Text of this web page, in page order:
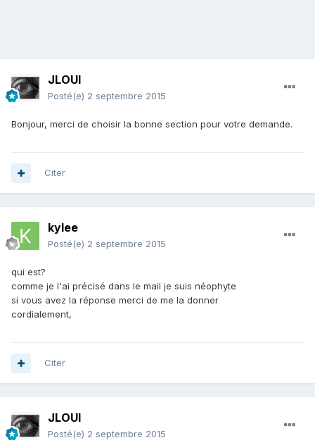
JLOUI
Posté(e) 2 septembre 2015
Bonjour, merci de choisir la bonne section pour votre demande.
Citer
kylee
Posté(e) 2 septembre 2015
qui est?
comme je l'ai précisé dans le mail je suis néophyte
si vous avez la réponse merci de me la donner
cordialement,
Citer
JLOUI
Posté(e) 2 septembre 2015